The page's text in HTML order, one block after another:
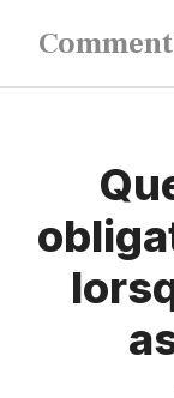
contenu